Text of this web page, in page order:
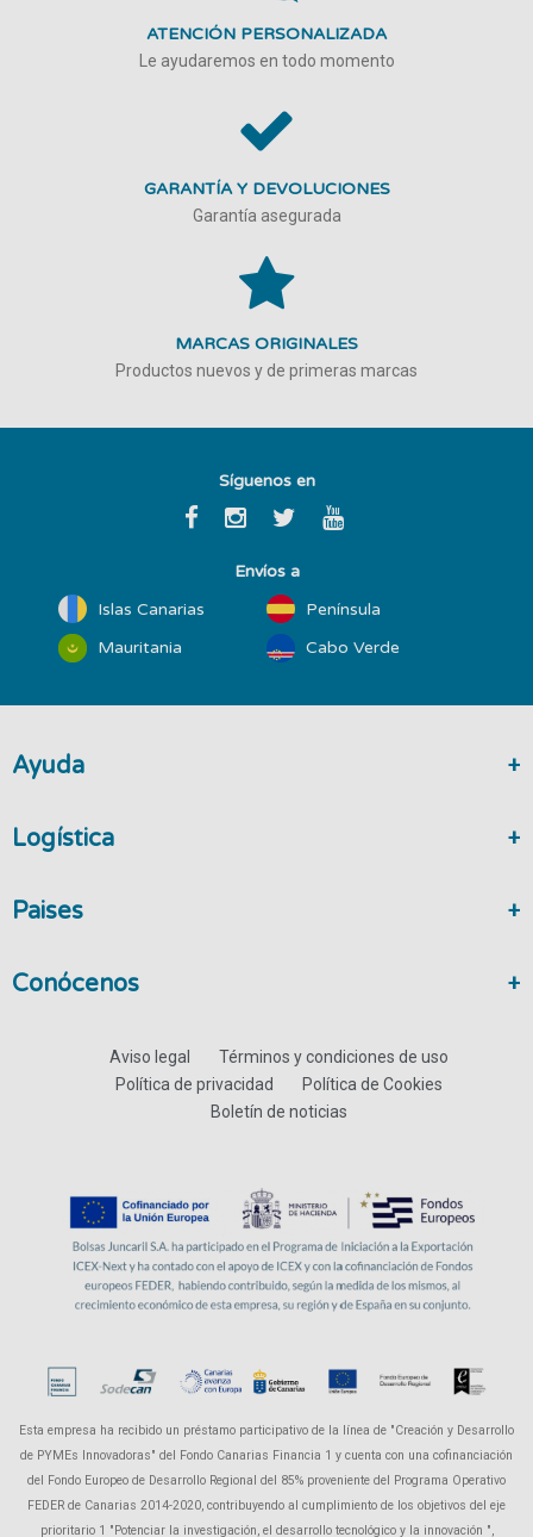
ATENCIÓN PERSONALIZADA
Le ayudaremos en todo momento
GARANTÍA Y DEVOLUCIONES
Garantía asegurada
MARCAS ORIGINALES
Productos nuevos y de primeras marcas
Síguenos en
Envíos a
Islas Canarias
Península
Mauritania
Cabo Verde
Ayuda
Logística
Paises
Conócenos
Aviso legal
Términos y condiciones de uso
Política de privacidad
Política de Cookies
Boletín de noticias
Esta empresa ha recibido un préstamo participativo de la línea de "Creación y Desarrollo
de PYMEs Innovadoras" del Fondo Canarias Financia 1 y cuenta con una cofinanciación
del Fondo Europeo de Desarrollo Regional del 85% proveniente del Programa Operativo
FEDER de Canarias 2014-2020, contribuyendo al cumplimiento de los objetivos del eje
prioritario 1 "Potenciar la investigación, el desarrollo tecnológico y la innovación ",